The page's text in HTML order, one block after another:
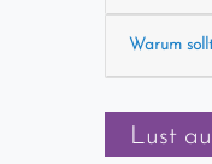
Warum
Lust